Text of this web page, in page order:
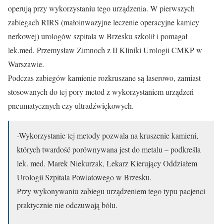
operują przy wykorzystaniu tego urządzenia. W pierwszych
zabiegach RIRS (małoinwazyjne leczenie operacyjne kamicy
nerkowej) urologów szpitala w Brzesku szkolił i pomagał
lek.med. Przemysław Zimnoch z II Kliniki Urologii CMKP w
Warszawie.
Podczas zabiegów kamienie rozkruszane są laserowo, zamiast
stosowanych do tej pory metod z wykorzystaniem urządzeń
pneumatycznych czy ultradźwiękowych.
-Wykorzystanie tej metody pozwala na kruszenie kamieni,
których twardość porównywana jest do metalu – podkreśla
lek. med. Marek Niekurzak, Lekarz Kierujący Oddziałem
Urologii Szpitala Powiatowego w Brzesku.
Przy wykonywaniu zabiegu urządzeniem tego typu pacjenci
praktycznie nie odczuwają bólu.